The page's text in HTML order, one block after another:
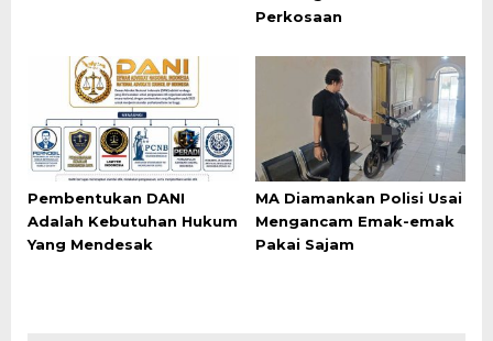
Perkosaan
Pembentukan DANI
Adalah Kebutuhan Hukum
Yang Mendesak
MA Diamankan Polisi Usai
Mengancam Emak-emak
Pakai Sajam